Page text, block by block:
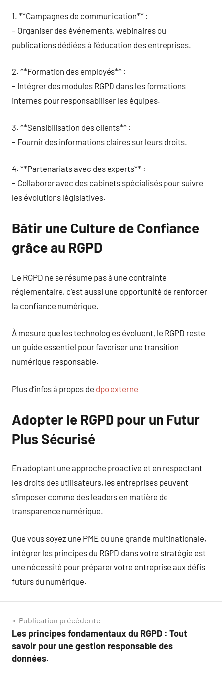
1. **Campagnes de communication** :
– Organiser des événements, webinaires ou
publications dédiées à l’éducation des entreprises.
2. **Formation des employés** :
– Intégrer des modules RGPD dans les formations
internes pour responsabiliser les équipes.
3. **Sensibilisation des clients** :
– Fournir des informations claires sur leurs droits.
4. **Partenariats avec des experts** :
– Collaborer avec des cabinets spécialisés pour suivre
les évolutions législatives.
Bâtir une Culture de Confiance
grâce au RGPD
Le RGPD ne se résume pas à une contrainte
réglementaire, c’est aussi une opportunité de renforcer
la confiance numérique.
À mesure que les technologies évoluent, le RGPD reste
un guide essentiel pour favoriser une transition
numérique responsable.
Plus d’infos à propos de dpo externe
Adopter le RGPD pour un Futur
Plus Sécurisé
En adoptant une approche proactive et en respectant
les droits des utilisateurs, les entreprises peuvent
s’imposer comme des leaders en matière de
transparence numérique.
Que vous soyez une PME ou une grande multinationale,
intégrer les principes du RGPD dans votre stratégie est
une nécessité pour préparer votre entreprise aux défis
futurs du numérique.
Navigation
de
l’article
Publication précédente
Les principes fondamentaux du RGPD : Tout
savoir pour une gestion responsable des
données.